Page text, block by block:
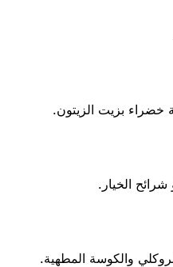
بزيت الزيتون.
الخيار.
والكوسة المطهية.